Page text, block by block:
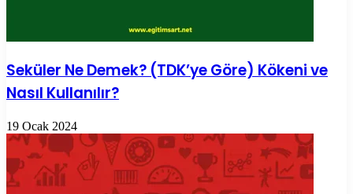
Seküler Ne Demek? (TDK’ye Göre) Kökeni ve
Nasıl Kullanılır?
19 Ocak 2024